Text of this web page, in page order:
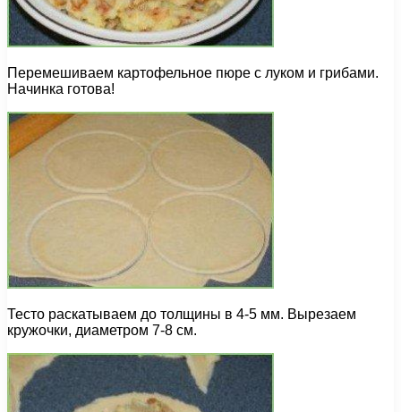
Перемешиваем картофельное пюре с луком и грибами.
Начинка готова!
Тесто раскатываем до толщины в 4-5 мм. Вырезаем
кружочки, диаметром 7-8 см.